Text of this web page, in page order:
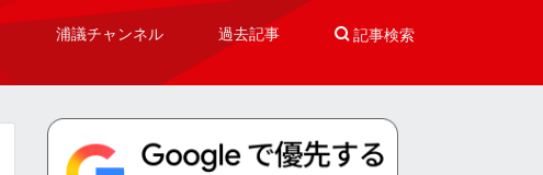
浦議チャンネル 過去記事  記事検索